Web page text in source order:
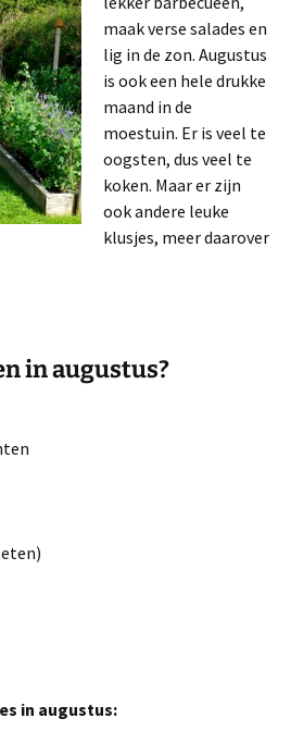
maak verse salades en
lig in de zon. Augustus
is ook een hele drukke
maand in de
moestuin. Er is veel te
oogsten, dus veel te
koken. Maar er zijn
ook andere leuke
klusjes, meer daarover
in augustus?
in augustus: